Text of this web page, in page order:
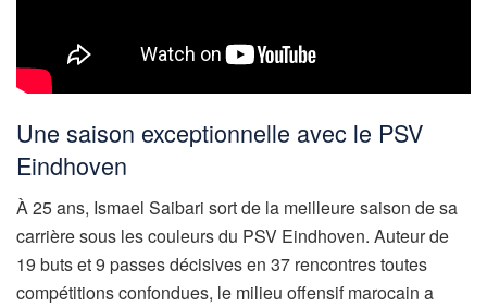
Une saison exceptionnelle avec le PSV
Eindhoven
À 25 ans, Ismael Saibari sort de la meilleure saison de sa
carrière sous les couleurs du PSV Eindhoven. Auteur de
19 buts et 9 passes décisives en 37 rencontres toutes
compétitions confondues, le milieu offensif marocain a